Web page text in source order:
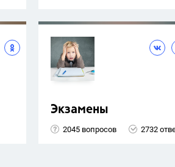
Экзамены
2045 вопросов 2732